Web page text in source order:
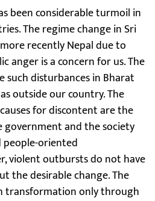
been considerable turmoil in
The regime change in Sri
recently Nepal due to
anger is a concern for us. The
disturbances in Bharat
outside our country. The
for discontent are the
and the society
people-oriented
violent outbursts do not have
the desirable change. The
transformation only through